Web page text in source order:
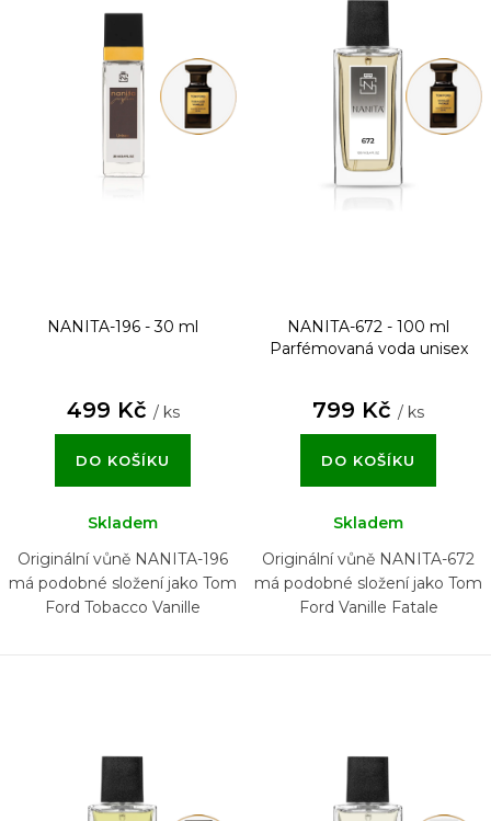
NANITA-196 - 30 ml
499 Kč / ks
DO KOŠÍKU
Skladem
Originální vůně NANITA-196
má podobné složení jako Tom
Ford Tobacco Vanille
NANITA-672 - 100 ml
Parfémovaná voda unisex
799 Kč / ks
DO KOŠÍKU
Skladem
Originální vůně NANITA-672
má podobné složení jako Tom
Ford Vanille Fatale